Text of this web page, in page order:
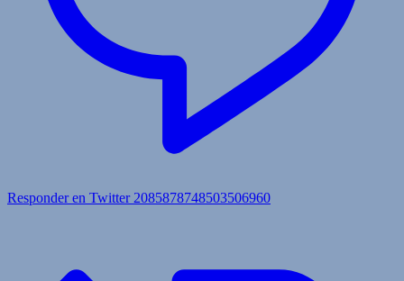
Responder en Twitter 2085878748503506960